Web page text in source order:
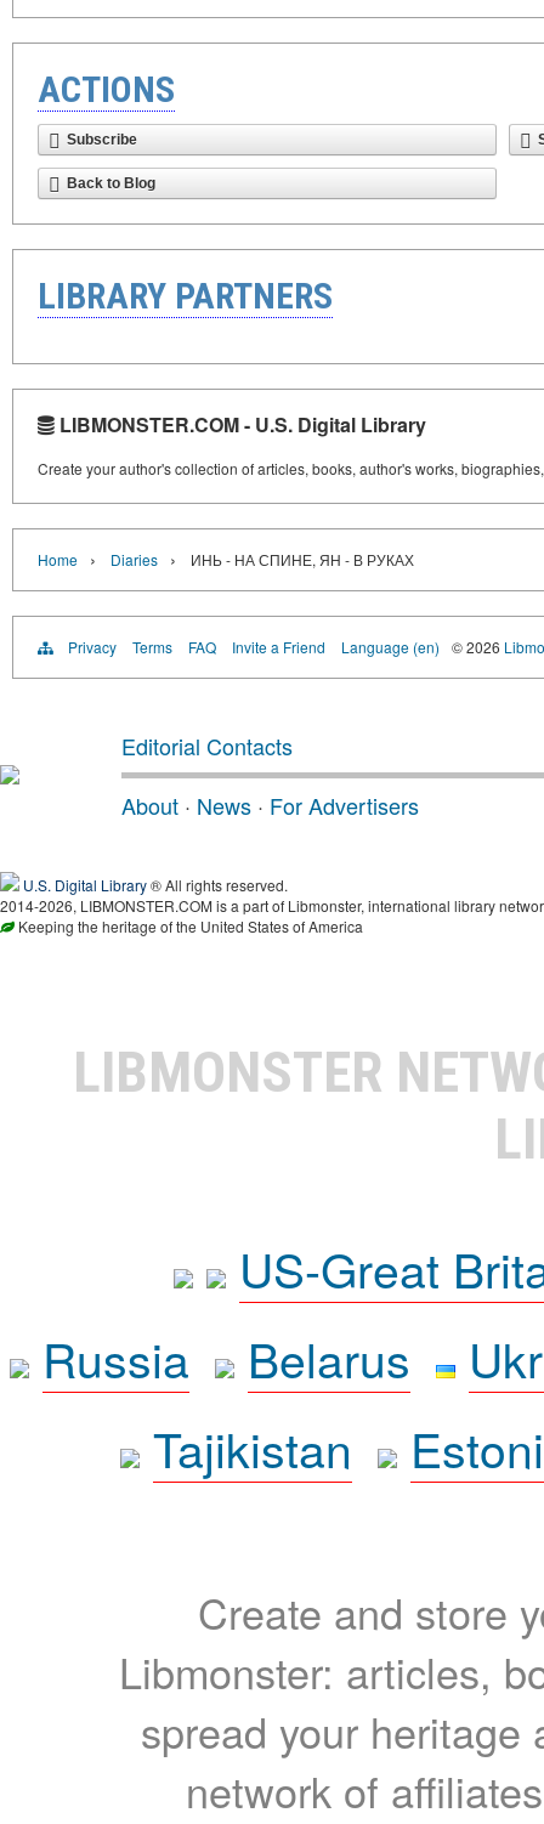
ACTIONS
Subscribe
Back to Blog
LIBRARY PARTNERS
LIBMONSTER.COM - U.S. Digital Library
Create your author's collection of articles, books, author's works,
Home › Diaries › ИНЬ - НА СПИНЕ, ЯН - В РУКАХ
Privacy Terms FAQ Invite a Friend Language (en) © 2026
Editorial Contacts
About · News · For Advertisers
U.S. Digital Library® All rights reserved.
2014-2026, LIBMONSTER.COM is a part of Libmonster, international library
Keeping the heritage of the United States of America
LIBMONSTER
US-Great
Russia
Belarus
Tajikistan
Create and store
Libmonster: articles,
spread your heritage
network of